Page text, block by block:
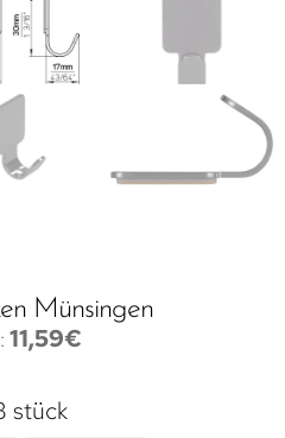
Münsingen
11,59€
stück